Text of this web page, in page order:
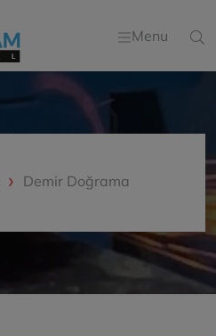
Menu
Demir Doğrama